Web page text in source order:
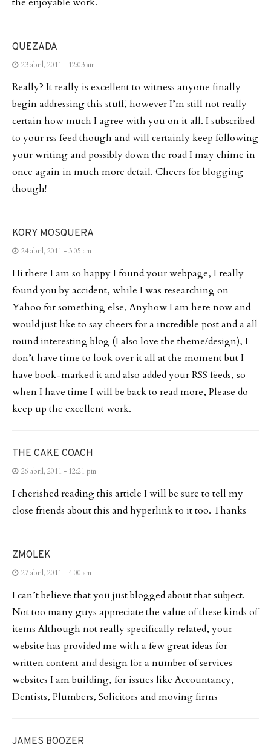
QUEZADA
23 abril, 2011 - 12:03 am
Really? It really is excellent to witness anyone finally
begin addressing this stuff, however I’m still not really
certain how much I agree with you on it all. I subscribed
to your rss feed though and will certainly keep following
your writing and possibly down the road I may chime in
once again in much more detail. Cheers for blogging
though!
KORY MOSQUERA
24 abril, 2011 - 3:05 am
Hi there I am so happy I found your webpage, I really
found you by accident, while I was researching on
Yahoo for something else, Anyhow I am here now and
would just like to say cheers for a incredible post and a all
round interesting blog (I also love the theme/design), I
don’t have time to look over it all at the moment but I
have book-marked it and also added your RSS feeds, so
when I have time I will be back to read more, Please do
keep up the excellent work.
THE CAKE COACH
26 abril, 2011 - 12:21 pm
I cherished reading this article I will be sure to tell my
close friends about this and hyperlink to it too. Thanks
ZMOLEK
27 abril, 2011 - 4:00 am
I can’t believe that you just blogged about that subject.
Not too many guys appreciate the value of these kinds of
items Although not really specifically related, your
website has provided me with a few great ideas for
written content and design for a number of services
websites I am building, for issues like Accountancy,
Dentists, Plumbers, Solicitors and moving firms
JAMES BOOZER